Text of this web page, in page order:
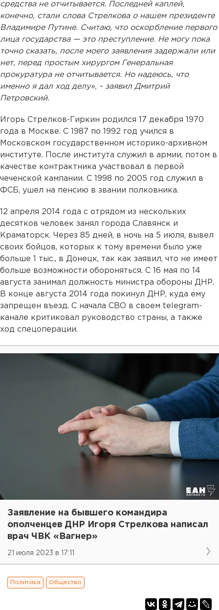
средства не отчитывается. Последней каплей,
конечно, стали слова Стрелкова о нашем президенте
Владимире Путине. Считаю, что оскорбление первого
лица государства — это преступление. Не могу пока
точно сказать, после моего заявления задержали или
нет, перед простым хирургом Генеральная
прокуратура не отчитывается. Но надеюсь, что
именно я дал ход делу», - заявил Дмитрий
Петровский.
Игорь Стрелков-Гиркин родился 17 декабря 1970
года в Москве. С 1987 по 1992 год учился в
Московском государственном историко-архивном
институте. После института служил в армии, потом в
качестве контрактника участвовал в первой
чеченской кампании. С 1998 по 2005 год служил в
ФСБ, ушел на пенсию в звании полковника.
12 апреля 2014 года с отрядом из нескольких
десятков человек занял города Славянск и
Краматорск. Через 85 дней, в ночь на 5 июля, вывел
своих бойцов, которых к тому времени было уже
больше 1 тыс., в Донецк, так как заявил, что не имеет
больше возможности обороняться. С 16 мая по 14
августа занимал должность министра обороны ДНР.
В конце августа 2014 года покинул ДНР, куда ему
запрещен въезд. С начала СВО в своем telegram-
канале критиковал руководство страны, а также
ход спецоперации.
Заявление на бывшего командира
ополченцев ДНР Игоря Стрелкова написал
врач ЧВК «Вагнер»
21 июля 2023 в 17:11
Политика Общество